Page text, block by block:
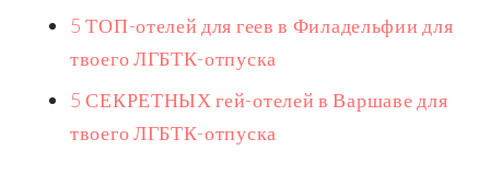
5 ТОП-отелей для геев в Филадельфии для
твоего ЛГБТК-отпуска
5 СЕКРЕТНЫХ гей-отелей в Варшаве для
твоего ЛГБТК-отпуска